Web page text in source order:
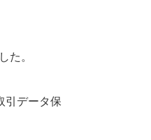
た。
引データ保